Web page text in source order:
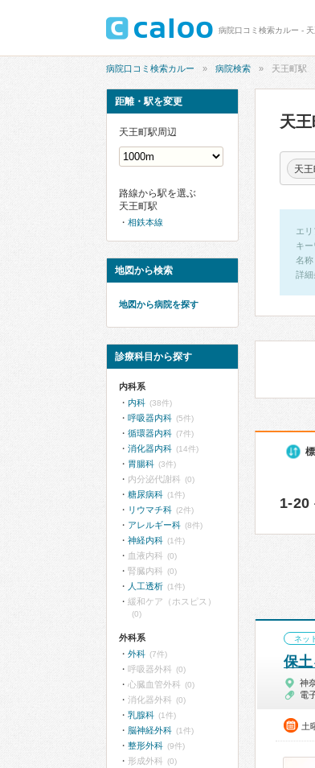
病院口コミ検索カルー -
病院口コミ検索カルー 病院検索 天王町駅
天
天
エ
キ
名称
詳細
1-20
ネッ
保
神
電
土
距離・駅を変更
天王町駅周辺
路線から駅を選ぶ
天王町駅
相鉄本線
地図から検索
地図から病院を探す
診療科目から探す
内科系
内科 (38件)
呼吸器内科 (5件)
循環器内科 (7件)
消化器内科 (14件)
胃腸科 (3件)
内分泌代謝科 (0)
糖尿病科 (1件)
リウマチ科 (2件)
アレルギー科 (8件)
神経内科 (1件)
血液内科 (0)
腎臓内科 (0)
人工透析 (1件)
緩和ケア（ホスピス）
(0)
外科系
外科 (7件)
呼吸器外科 (0)
心臓血管外科 (0)
消化器外科 (0)
乳腺科 (1件)
脳神経外科 (1件)
整形外科 (9件)
形成外科 (0)